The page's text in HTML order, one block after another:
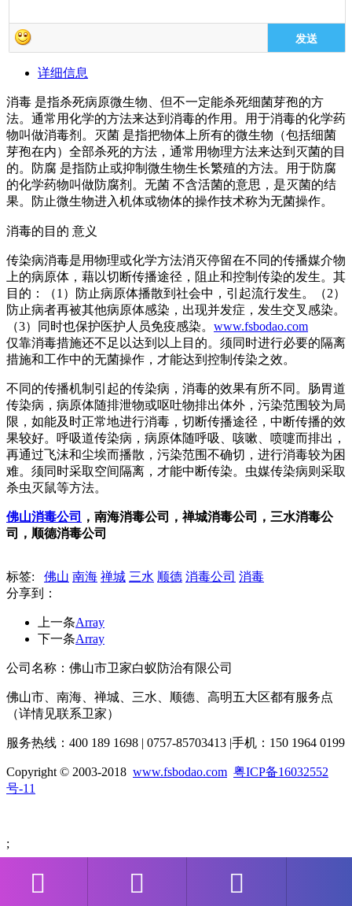
发送
详细信息
消毒 是指杀死病原微生物、但不一定能杀死细菌芽孢的方
法。通常用化学的方法来达到消毒的作用。用于消毒的化学药
物叫做消毒剂。灭菌 是指把物体上所有的微生物（包括细菌
芽孢在内）全部杀死的方法，通常用物理方法来达到灭菌的目
的。防腐 是指防止或抑制微生物生长繁殖的方法。用于防腐
的化学药物叫做防腐剂。无菌 不含活菌的意思，是灭菌的结
果。防止微生物进入机体或物体的操作技术称为无菌操作。
消毒的目的 意义
传染病消毒是用物理或化学方法消灭停留在不同的传播媒介物
上的病原体，藉以切断传播途径，阻止和控制传染的发生。其
目的：（1）防止病原体播散到社会中，引起流行发生。（2）
防止病者再被其他病原体感染，出现并发症，发生交叉感染。
（3）同时也保护医护人员免疫感染。 www.fsbodao.com
仅靠消毒措施还不足以达到以上目的。须同时进行必要的隔离
措施和工作中的无菌操作，才能达到控制传染之效。
不同的传播机制引起的传染病，消毒的效果有所不同。肠胃道
传染病，病原体随排泄物或呕吐物排出体外，污染范围较为局
限，如能及时正常地进行消毒，切断传播途径，中断传播的效
果较好。呼吸道传染病，病原体随呼吸、咳嗽、喷嚏而排出，
再通过飞沫和尘埃而播散，污染范围不确切，进行消毒较为困
难。须同时采取空间隔离，才能中断传染。虫媒传染病则采取
杀虫灭鼠等方法。
佛山消毒公司
，南海消毒公司，禅城消毒公司，三水消毒公
司，顺德消毒公司
标签: 佛山 南海 禅城 三水 顺德 消毒公司 消毒
分享到：
上一条Array
下一条Array
公司名称：佛山市卫家白蚁防治有限公司
佛山市、南海、禅城、三水、顺德、高明五大区都有服务点
（详情见联系卫家）
服务热线：400 189 1698 | 0757-85703413 |手机：150 1964 0199
Copyright © 2003-2018 www.fsbodao.com 粤ICP备16032552
号-11
;